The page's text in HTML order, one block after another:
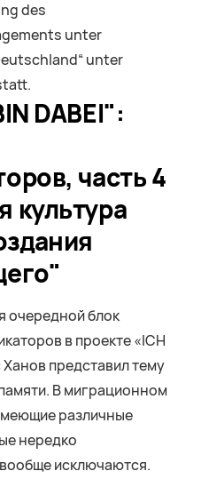
des
unter
unter
DABEI":
часть 4
культура
очередной блок
в проекте «ICH
представил тему
В миграционном
различные
нередко
исключаются.